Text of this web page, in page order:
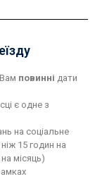
повинні дати
є одне з
на соціальне
15 годин на
місяць)